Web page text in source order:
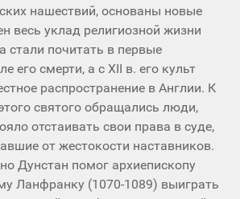
нашествий, основаны новые
весь уклад религиозной жизни
стали почитать в первые
его смерти, а с XII в. его культ
распространение в Англии. К
святого обращались люди,
отстаивать свои права в суде,
от жестокости наставников.
Дунстан помог архиепископу
Ланфранку (1070-1089) выиграть